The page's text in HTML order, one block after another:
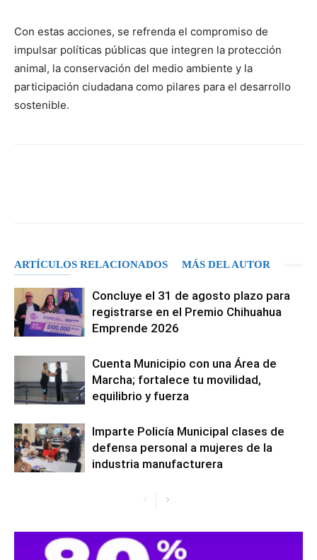
Con estas acciones, se refrenda el compromiso de
impulsar políticas públicas que integren la protección
animal, la conservación del medio ambiente y la
participación ciudadana como pilares para el desarrollo
sostenible.
ARTÍCULOS RELACIONADOS MÁS DEL AUTOR
Concluye el 31 de agosto plazo para
registrarse en el Premio Chihuahua
Emprende 2026
Cuenta Municipio con una Área de
Marcha; fortalece tu movilidad,
equilibrio y fuerza
Imparte Policía Municipal clases de
defensa personal a mujeres de la
industria manufacturera